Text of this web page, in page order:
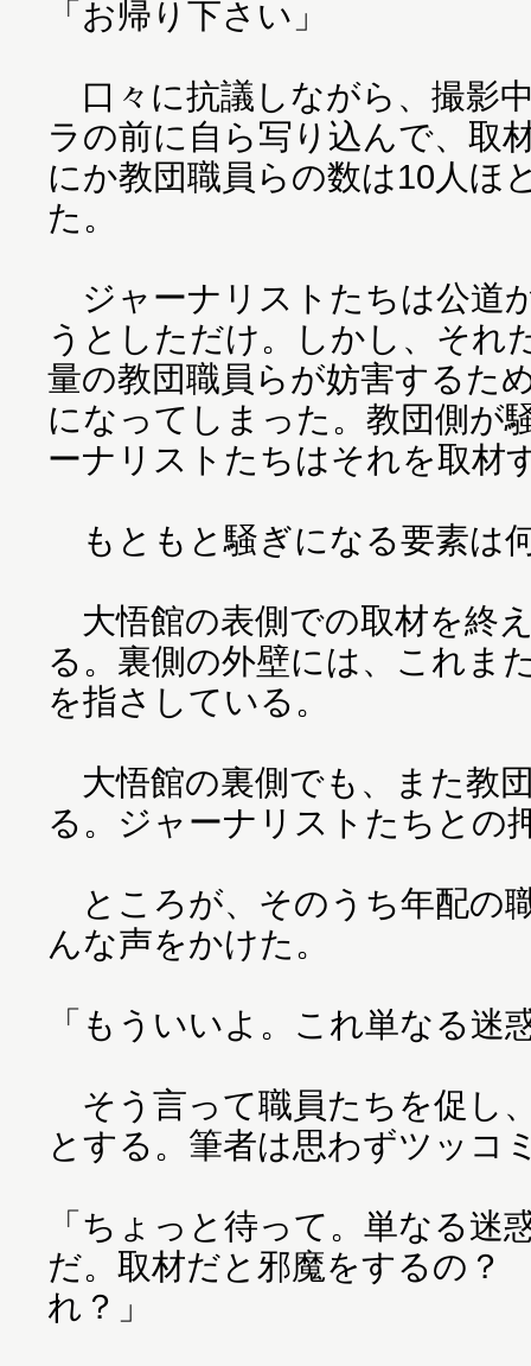
「お帰り下さい」
口々に抗議しながら、撮影
ラの前に自ら写り込んで、取
にか教団職員らの数は10人ほ
た。
ジャーナリストたちは公道
うとしただけ。しかし、それ
量の教団職員らが妨害するた
になってしまった。教団側が
ーナリストたちはそれを取材
もともと騒ぎになる要素は
大悟館の表側での取材を終
る。裏側の外壁には、これま
を指さしている。
大悟館の裏側でも、また教
る。ジャーナリストたちとの
ところが、そのうち年配の
んな声をかけた。
「もういいよ。これ単なる迷
そう言って職員たちを促し
とする。筆者は思わずツッコ
「ちょっと待って。単なる迷
だ。取材だと邪魔をするの
れ？」